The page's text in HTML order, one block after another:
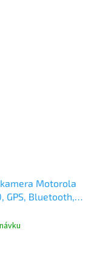
Motorola
GPS, Bluetooth,